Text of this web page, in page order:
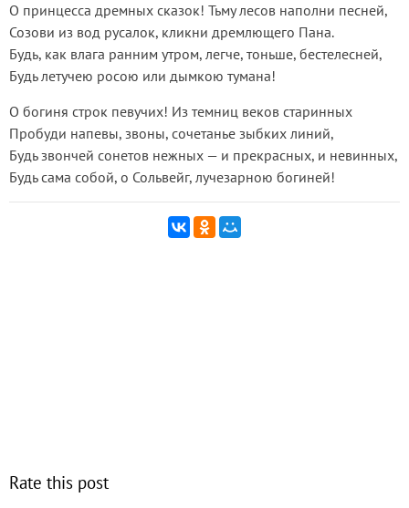
О принцесса дремных сказок! Тьму лесов наполни песней,
Созови из вод русалок, кликни дремлющего Пана.
Будь, как влага ранним утром, легче, тоньше, бестелесней,
Будь летучею росою или дымкою тумана!
О богиня строк певучих! Из темниц веков старинных
Пробуди напевы, звоны, сочетанье зыбких линий,
Будь звончей сонетов нежных — и прекрасных, и невинных,
Будь сама собой, о Сольвейг, лучезарною богиней!
Rate this post